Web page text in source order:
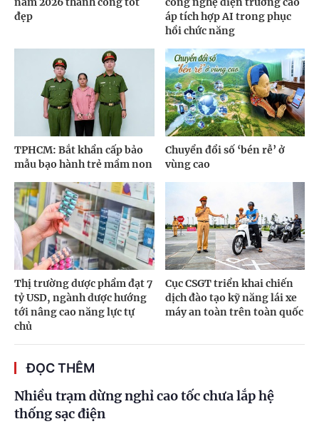
đẹp
áp tích hợp AI trong phục
hồi chức năng
TPHCM: Bắt khẩn cấp bảo
mẫu bạo hành trẻ mầm non
Chuyển đổi số ‘bén rễ’ ở
vùng cao
Thị trường dược phẩm đạt 7
tỷ USD, ngành dược hướng
tới nâng cao năng lực tự
chủ
Cục CSGT triển khai chiến
dịch đào tạo kỹ năng lái xe
máy an toàn trên toàn quốc
ĐỌC THÊM
Nhiều trạm dừng nghỉ cao tốc chưa lắp hệ
thống sạc điện